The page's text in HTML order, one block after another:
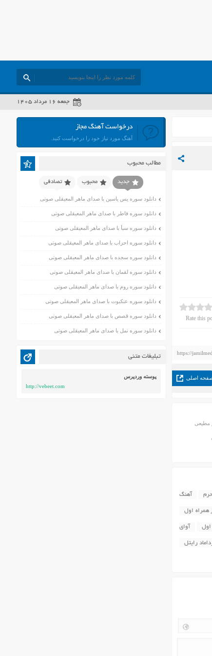
جمعه ۱۶ مرداد ۱۴۰۵
Rate this
https://
اصلی
مطیعی
آهنگ
همراه اول
اول آوای
رایتل
درخواست آهنگ مجاز
آهنگ مورد نیاز خود را درخواست کنید.
مطالب محبوب
جدید محبوب تصادفی
دانلود سوره یس یاسین با صدای ماهر المعیقلی صوتی
دانلود سوره فاطر با صدای ماهر المعیقلی صوتی
دانلود سوره سبأ با صدای ماهر المعیقلی صوتی
دانلود سوره احزاب با صدای ماهر المعیقلی صوتی
دانلود سوره سجده با صدای ماهر المعیقلی صوتی
دانلود سوره لقمان با صدای ماهر المعیقلی صوتی
دانلود سوره روم با صدای ماهر المعیقلی صوتی
دانلود سوره عنکبوت با صدای ماهر المعیقلی صوتی
دانلود سوره قصص با صدای ماهر المعیقلی صوتی
دانلود سوره نمل با صدای ماهر المعیقلی صوتی
تبلیغات متنی
پوسته وردپرس
http://vebeet.com